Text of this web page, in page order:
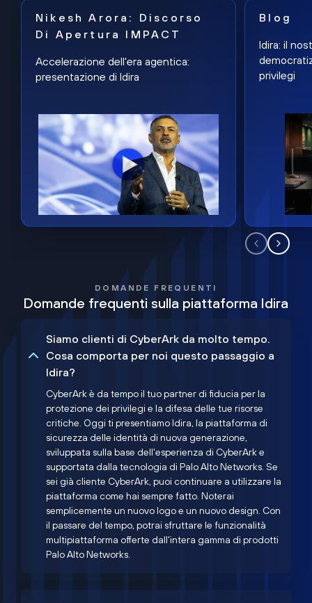
Nikesh Arora: Discorso
Di Apertura IMPACT
Accelerazione dell'era agentica:
presentazione di Idira
Blog
Idira: il
privilegi
DOMANDE FREQUENTI
Domande frequenti sulla piattaforma Idira
Siamo clienti di CyberArk da molto tempo.
Cosa comporta per noi questo passaggio a
Idira?
CyberArk è da tempo il tuo partner di fiducia per la
protezione dei privilegi e la difesa delle tue risorse
critiche. Oggi ti presentiamo Idira, la piattaforma di
sicurezza delle identità di nuova generazione,
sviluppata sulla base dell'esperienza di CyberArk e
supportata dalla tecnologia di Palo Alto Networks. Se
sei già cliente CyberArk, puoi continuare a utilizzare la
piattaforma come hai sempre fatto. Noterai
semplicemente un nuovo logo e un nuovo design. Con
il passare del tempo, potrai sfruttare le funzionalità
multipiattaforma offerte dall'intera gamma di prodotti
Palo Alto Networks.